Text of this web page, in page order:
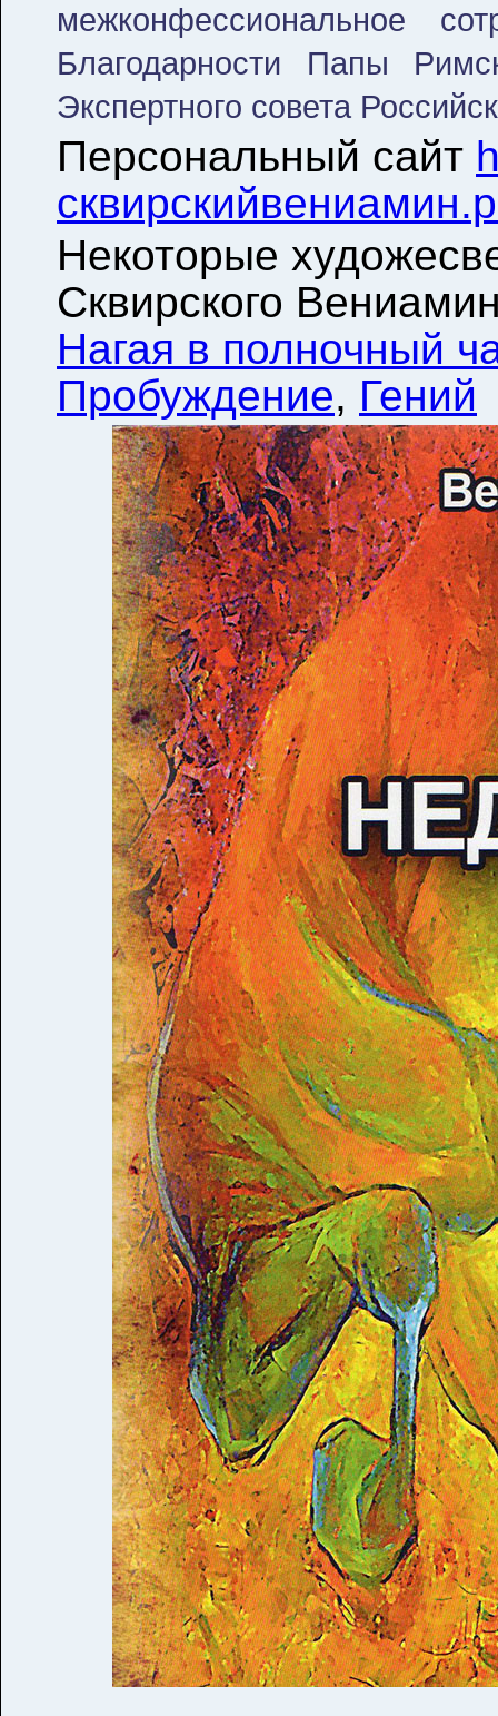
межконфессиональное
Благодарности Папы
Экспертного совета
Персональный сайт
Некоторые
Сквирского
Нагая в полночный
Пробуждение, Гений